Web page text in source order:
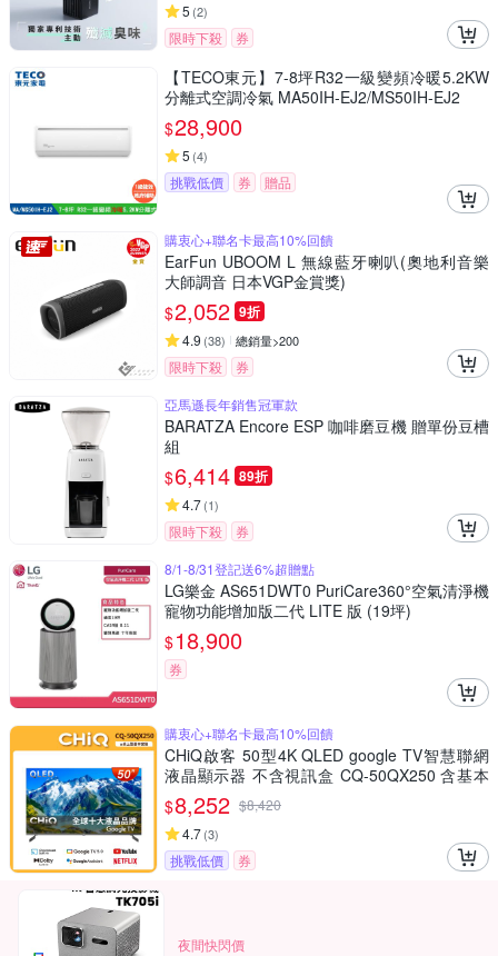
5 (2)
限時下殺 券
【TECO東元】7-8坪R32一級變頻冷暖5.2KW
分離式空調冷氣 MA50IH-EJ2/MS50IH-EJ2
$28,900
5 (4)
挑戰低價 券 贈品
購衷心+聯名卡最高10%回饋
EarFun UBOOM L 無線藍牙喇叭(奧地利音樂
大師調音 日本VGP金賞獎)
$2,052 9折
4.9 (38) 總銷量>200
限時下殺
券
亞馬遜長年銷售冠軍款
BARATZA Encore ESP 咖啡磨豆機 贈單份豆槽
組
$6,414 89折
4.7(1)
限時下殺
券
8/1-8/31登記送6%超贈點
LG樂金 AS651DWT0 PuriCare360°空氣清淨機
寵物功能增加版二代 LITE 版 (19坪)
$18,900
券
購衷心+聯名卡最高10%回饋
CHiQ啟客 50型4K QLED google TV智慧聯網
液晶顯示器 不含視訊盒 CQ-50QX250 含基本
安裝+舊機回收
$8,252 $8,420
4.7(3)
挑戰低價 券
夜間快閃價